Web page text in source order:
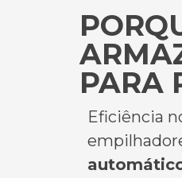
PARA
Eficiência